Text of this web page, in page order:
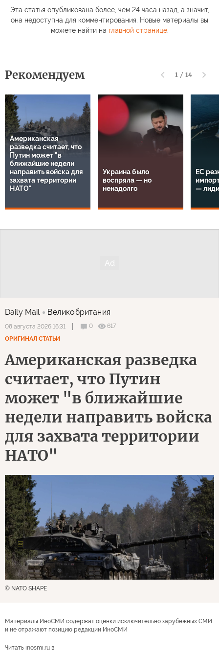
Эта статья опубликована более, чем 24 часа назад, а значит,
она недоступна для комментирования. Новые материалы вы
можете найти на главной странице.
Рекомендуем 1 / 14
Американская
разведка считает, что
Путин может "в
ближайшие недели
направить войска для
захвата территории
НАТО"
Украина было
воспряла — но
ненадолго
ЕС
—
Daily Mail Великобритания
08 августа 2026 16:31 0
617
ОРИГИНАЛ СТАТЬИ
Американская разведка
считает, что Путин
может "в ближайшие
недели направить войска
для захвата территории
НАТО"
© NATO SHAPE
Материалы ИноСМИ содержат оценки исключительно зарубежных СМИ
и не отражают позицию редакции ИноСМИ
Читать inosmi.ru в